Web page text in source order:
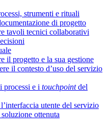
strumenti e rituali
di progetto
tavoli tecnici collaborativi
il progetto e la sua gestione
il contesto d’uso del servizio
processi e i touchpointdel
utente del servizio
ottenuta